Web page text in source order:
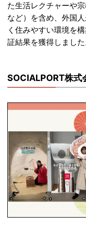
た生活レクチャーや
など）を含め、 外国
く住みやすい環境を
証結果を獲得しました
SOCIALPORT株式